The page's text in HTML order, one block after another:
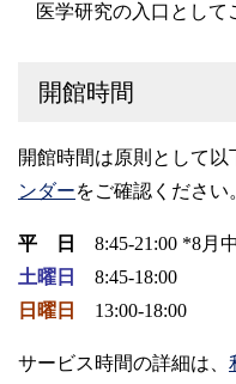
医学研究の入口として
開館時間
開館時間は原則として
ンダーをご確認ください
平 日
8:45-21:00 *8月
土曜日
8:45-18:00
日曜日
13:00-18:00
サービス時間の詳細は、